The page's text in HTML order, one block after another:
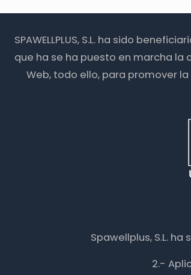
SPAWELLPLUS, S.L. ha sido
que ha se ha puesto en marcha la
Web, todo ello, para promover
Spawellplus, S.L.
2.-